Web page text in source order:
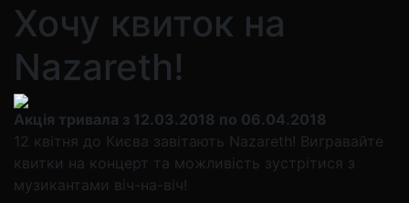
Хочу квиток на
Nazareth!
Акція тривала з 12.03.2018 по 06.04.2018
12 квітня до Києва завітають Nazareth! Вигравайте
квитки на концерт та можливість зустрітися з
музикантами віч-на-віч!